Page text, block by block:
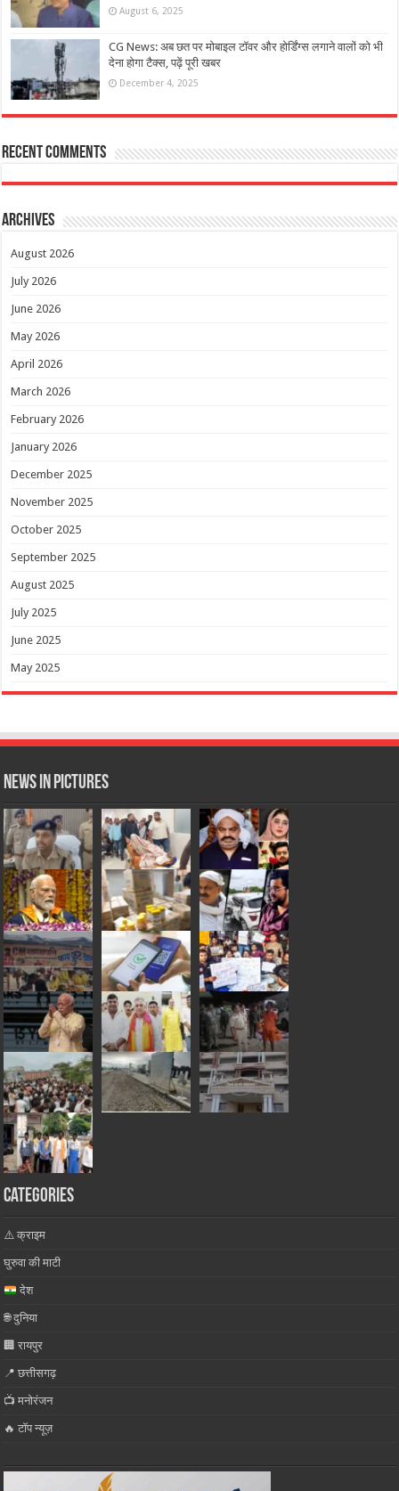
August 6, 2025
CG News: अब छत पर मोबाइल टॉवर और होर्डिंग्स लगाने वालों को भी
देना होगा टैक्स, पढ़ें पूरी खबर
December 4, 2025
Recent Comments
Archives
August 2026
July 2026
June 2026
May 2026
April 2026
March 2026
February 2026
January 2026
December 2025
November 2025
October 2025
September 2025
August 2025
July 2025
June 2025
May 2025
News in Pictures
Categories
⚠️ क्राइम
घुरुवा की माटी
देश
🌐 दुनिया
🏢 रायपुर
📍 छत्तीसगढ़
📺 मनोरंजन
🔥 टॉप न्यूज़